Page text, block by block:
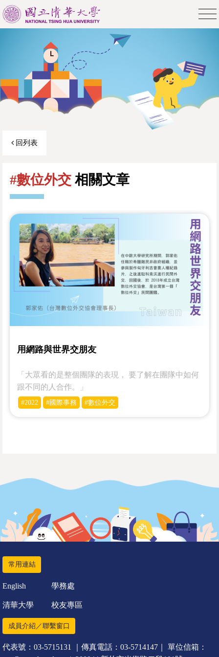
回列表
#數位外交 相關文章
用網路與世界交朋友
「大眾看的是整個團隊的表現， 要了解在團隊中如何
跟不同的人合作。」
#2022 #國際事務 #數位外交
常用連結
English 學務處
清華大學 校友專區
成員介紹／聯繫窗口
代表號：03-5715131 ｜傳真電話：03-5714147｜ 單位信箱：